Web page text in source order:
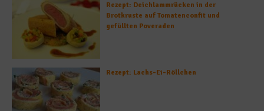
Rezept: Deichlammrücken in der
Brotkruste auf Tomatenconfit und
gefüllten Poveraden
Rezept: Lachs-Ei-Röllchen